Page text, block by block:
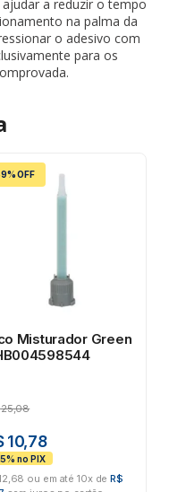
a reduzir o tempo
na palma da
o adesivo com
para os
OFF
Misturador Green
25,08
10,78
ou em até 10x deR$